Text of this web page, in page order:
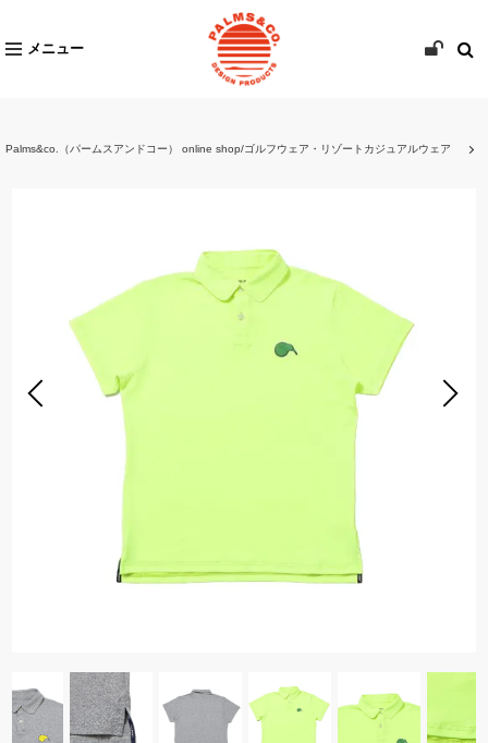
メニュー
Palms&co.（パームスアンドコー） online shop/ゴルフウェア・リゾートカジュアルウェア